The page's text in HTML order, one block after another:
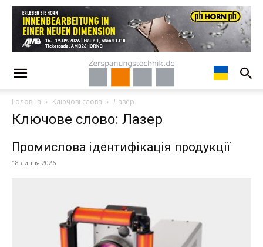
Головна Ключові слова Лазер
Ключове слово: Лазер
Промислова ідентифікація продукції
18 липня 2026